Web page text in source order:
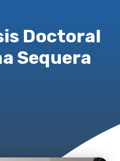
Doctoral
Sequera